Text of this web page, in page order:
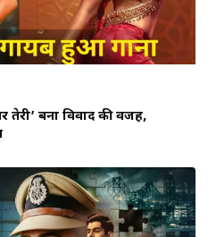
बना विवाद की वजह,